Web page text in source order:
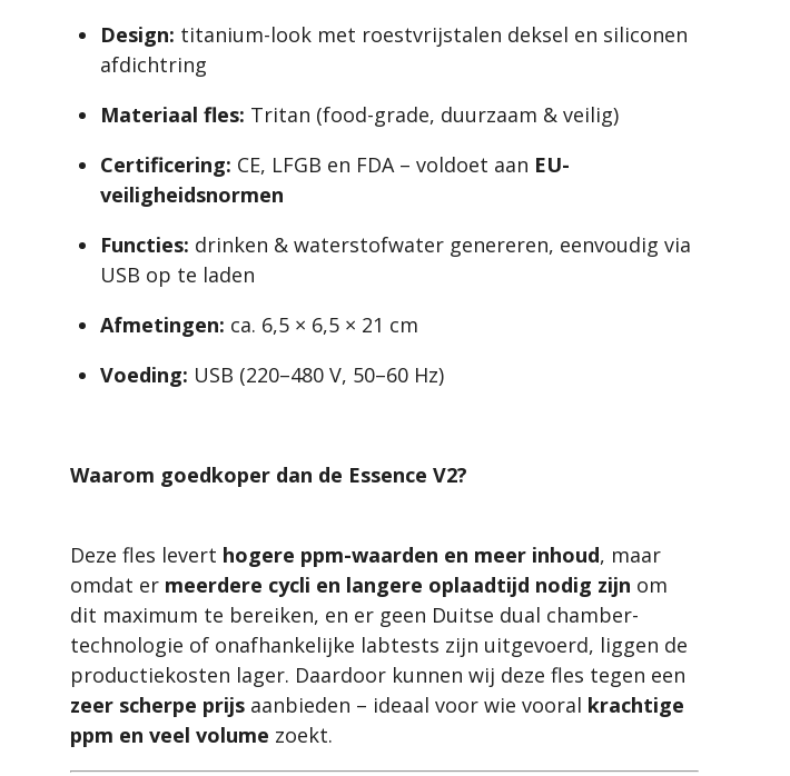
Design: titanium-look met roestvrijstalen deksel en siliconen
afdichtring
Materiaal fles: Tritan (food-grade, duurzaam & veilig)
Certificering: CE, LFGB en FDA – voldoet aan EU-
veiligheidsnormen
Functies: drinken & waterstofwater genereren, eenvoudig via
USB op te laden
Afmetingen: ca. 6,5 × 6,5 × 21 cm
Voeding: USB (220–480 V, 50–60 Hz)
Waarom goedkoper dan de Essence V2?
Deze fles levert hogere ppm-waarden en meer inhoud, maar
omdat er meerdere cycli en langere oplaadtijd nodig zijn om
dit maximum te bereiken, en er geen Duitse dual chamber-
technologie of onafhankelijke labtests zijn uitgevoerd, liggen de
productiekosten lager. Daardoor kunnen wij deze fles tegen een
zeer scherpe prijs aanbieden – ideaal voor wie vooral krachtige
ppm en veel volume zoekt.